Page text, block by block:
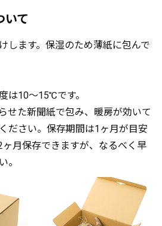
いて
します。保湿のため薄紙に包んで
は10～15℃です。
せた新聞紙で包み、暖房が効いて
ださい。保存期間は1ヶ月が目安
月保存できますが、なるべく早
。